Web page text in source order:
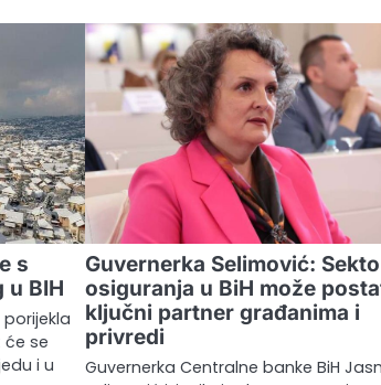
s
u BIH
se
i u
Guvernerka Selimović:
osiguranja u BiH može
ključni partner građanima i
privredi
Guvernerka Centralne banke BiH